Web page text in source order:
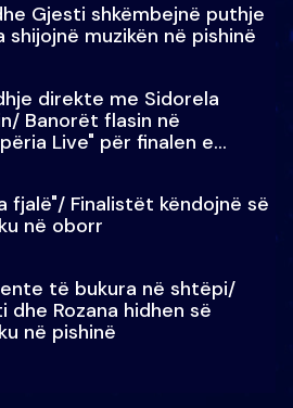
Gjesti shkëmbejnë puthje
shijojnë muzikën në pishinë
direkte me Sidorela
Banorët flasin në
Live" për finalen e
fjalë"/ Finalistët këndojnë së
në oborr
të bukura në shtëpi/
dhe Rozana hidhen së
në pishinë